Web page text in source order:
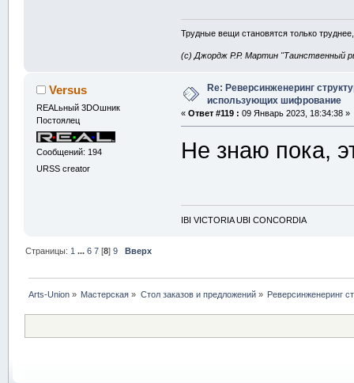
Трудные вещи становятся только
(с) Джордж Р.Р. Мартин "Таинственный
Versus
REALьный 3DOшник
Постоялец
Сообщений: 194
URSS creator
Re: Реверсинженеринг
использующих шифрование
«Ответ #119 : 09 Январь 2023, 18:34:38 »
Не знаю пока,
IBI VICTORIA UBI CONCORDIA
Страницы: 1 ...6 7 [8]9 Вверх
Arts-Union » Мастерская » Стол заказов и предложений» Реверсинженеринг